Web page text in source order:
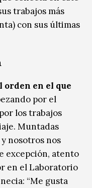
trabajos más
con sus últimas
orden en el que
por el
los trabajos
Muntadas
nosotros nos
excepción, atento
en el Laboratorio
“Me gusta